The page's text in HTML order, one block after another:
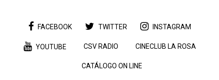
FACEBOOK TWITTER INSTAGRAM
YOUTUBE CSV RADIO CINECLUB LA ROSA
CATÁLOGO ON LINE